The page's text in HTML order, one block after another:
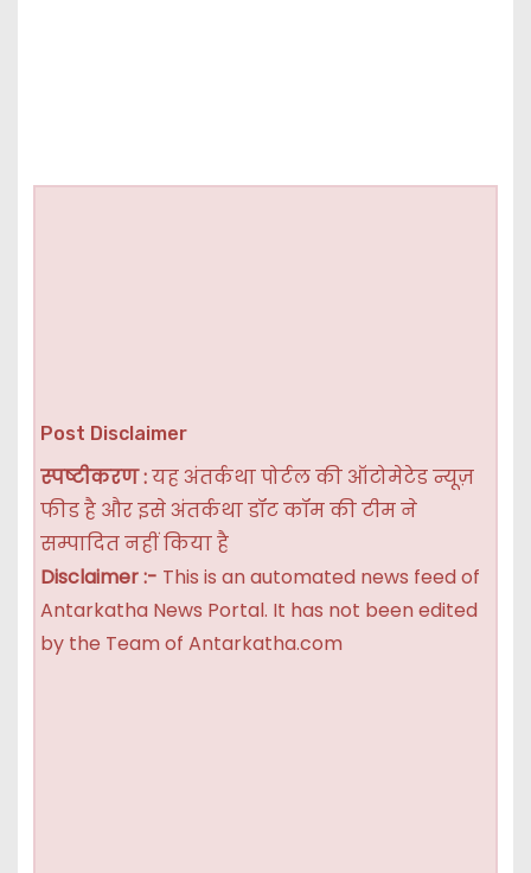
Post Disclaimer
स्पष्टीकरण :यह अंतर्कथा पोर्टल की ऑटोमेटेड न्यूज़
फीड है और इसे अंतर्कथा डॉट कॉम की टीम ने
सम्पादित नहीं किया है
Disclaimer :- This is an automated news feed of
Antarkatha News Portal. It has not been edited
by the Team of Antarkatha.com